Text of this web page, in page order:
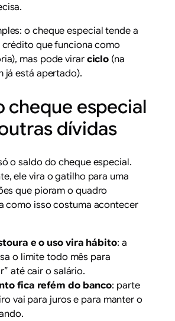
o cheque especial tende a
que funciona como
mas pode virar ciclo (na
já está apertado).
cheque especial
dívidas
o saldo do cheque especial.
ele vira o gatilho para uma
que pioram o quadro
como isso costuma acontecer
e o uso vira hábito: a
o limite todo mês para
até cair o salário.
fica refém do banco: parte
vai para juros e para manter o